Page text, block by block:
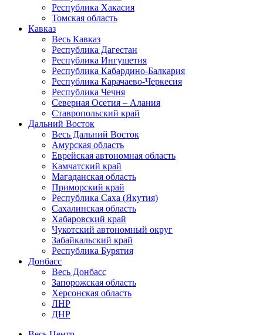
Республика Хакасия
Томская область
Кавказ
Весь Кавказ
Республика Дагестан
Республика Ингушетия
Республика Кабардино-Балкария
Республика Карачаево-Черкесия
Республика Чечня
Северная Осетия – Алания
Ставропольский край
Дальний Восток
Весь Дальний Восток
Амурская область
Еврейская автономная область
Камчатский край
Магаданская область
Приморский край
Республика Саха (Якутия)
Сахалинская область
Хабаровский край
Чукотский автономный округ
Забайкальский край
Республика Бурятия
Донбасс
Весь Донбасс
Запорожская область
Херсонская область
ЛНР
ДНР